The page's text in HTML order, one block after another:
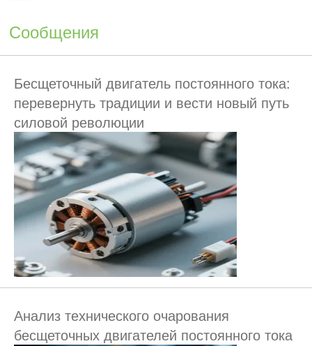
Сообщения
Бесщеточный двигатель постоянного тока:
перевернуть традиции и вести новый путь
силовой революции
Анализ технического очарования
бесщеточных двигателей постоянного тока